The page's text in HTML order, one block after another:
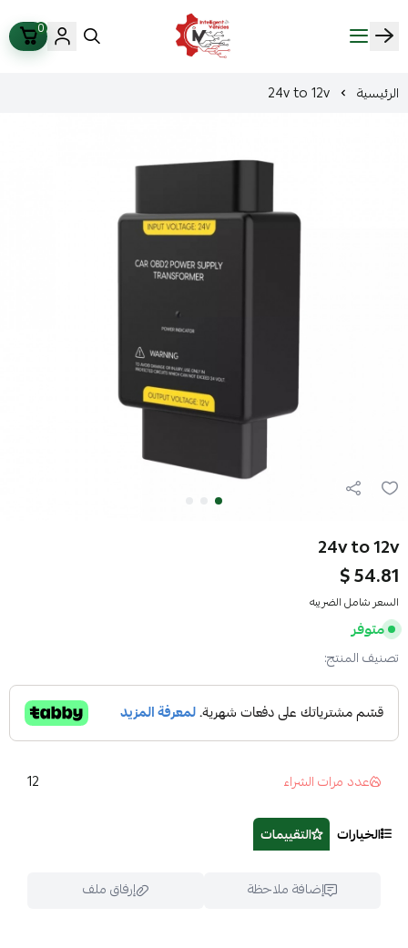
ذكاء المركبات Intelligent Vehicles
0
الرئيسية 24v to 12v
24v to 12v
54.81 $
السعر شامل الضريبه
متوفر
تصنيف المنتج:
عدد مرات الشراء 12
الخيارات التقييمات
إضافة ملاحظة إرفاق ملف